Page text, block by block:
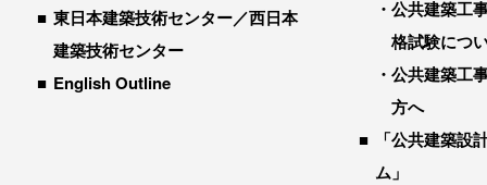
東日本建築技術センター／西日本
建築技術センター
English Outline
公共建築工
格試験につ
公共建築工
方へ
「公共建築設
ム」